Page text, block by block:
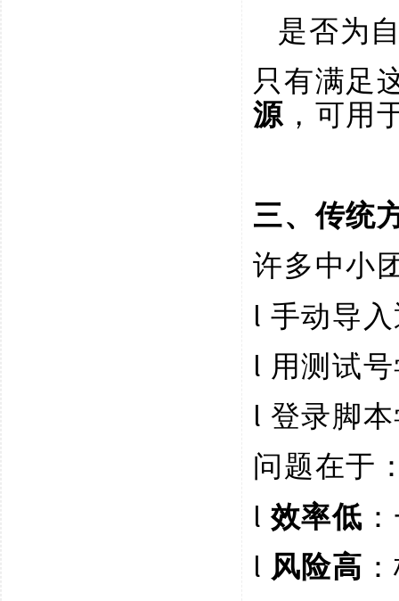
是否为
只有满足
源 ，可用
三、传统
许多中小
l 手动导
l 用测试
l 登录脚
问题在于
l 效率低
l 风险高